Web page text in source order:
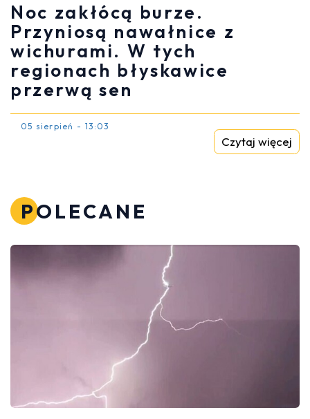
Noc zakłócą burze.
Przyniosą nawałnice z
wichurami. W tych
regionach błyskawice
przerwą sen
05 sierpień - 13:03
Czytaj więcej
POLECANE